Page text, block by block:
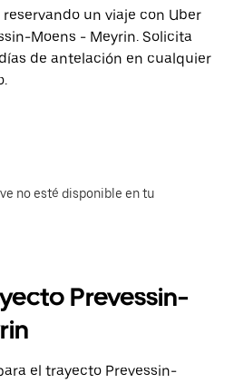
un viaje con Uber
Moens - Meyrin. Solicita
de antelación en cualquier
no esté disponible en tu
Prevessin-
el trayecto Prevessin-